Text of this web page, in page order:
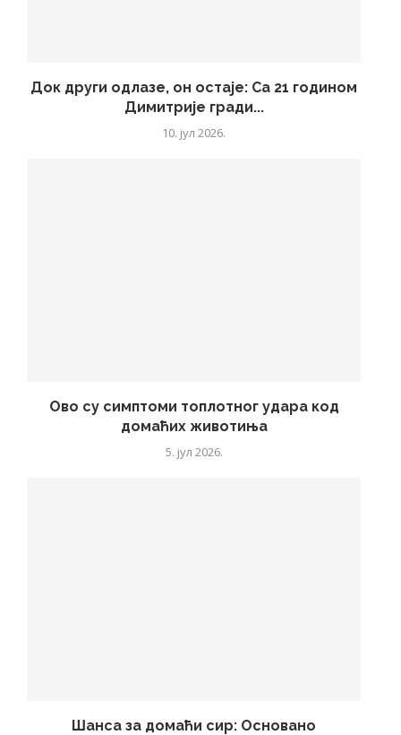
Док други одлазе, он остаје: Са 21 годином
Димитрије гради...
10. јул 2026.
Ово су симптоми топлотног удара код
домаћих животиња
5. јул 2026.
Шанса за домаћи сир: Основано